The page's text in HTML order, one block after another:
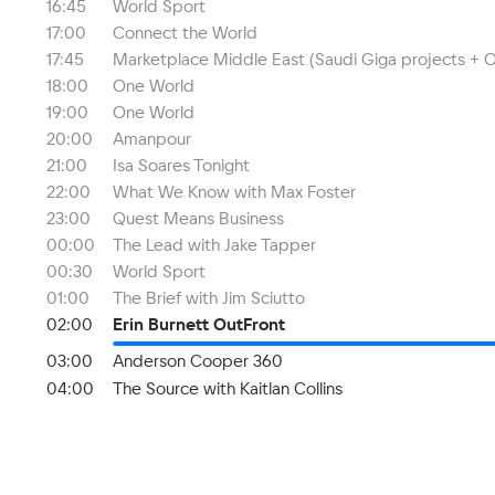
16:45
World Sport
17:00
Connect the World
17:45
Marketplace Middle East (Saudi Giga projects +
18:00
One World
19:00
One World
20:00
Amanpour
21:00
Isa Soares Tonight
22:00
What We Know with Max Foster
23:00
Quest Means Business
00:00
The Lead with Jake Tapper
00:30
World Sport
01:00
The Brief with Jim Sciutto
02:00
Erin Burnett OutFront
03:00
Anderson Cooper 360
04:00
The Source with Kaitlan Collins